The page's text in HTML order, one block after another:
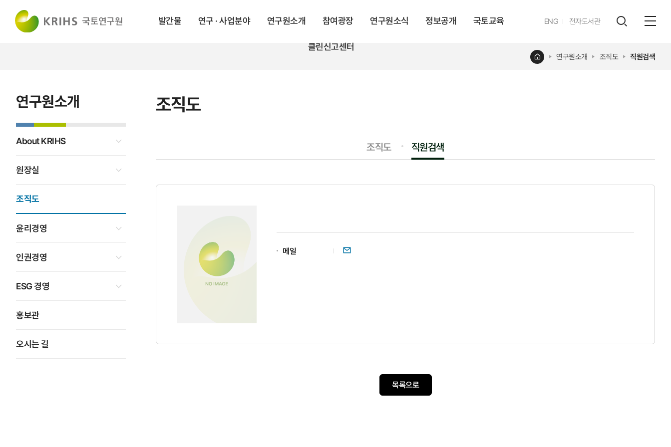
발간물 연구 · 사업분야 연구원소개 참여광장 연구원소식 정보공개 국토교육
클린신고센터
ENG영문전자도서관
레이어
조직도
홈 연구원소개 조직도 직원검색
연구원소개
About KRIHS
원장실
조직도
윤리경영
인권경영
ESG 경영
홍보관
오시는 길
조직도 직원검색
메일 이메일
목록으로